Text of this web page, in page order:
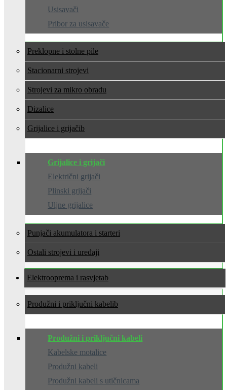
Usisavači
Pribor za usisavače
Preklopne i stolne pile
Stacionarni strojevi
Strojevi za mikro obradu
Dizalice
Grijalice i grijači
Grijalice i grijači
Električni grijači
Plinski grijači
Uljne grijalice
Punjači akumulatora i starteri
Ostali strojevi i uređaji
Elektrooprema i rasvjeta
Produžni i priključni kabeli
Produžni i priključni kabeli
Kabelske motalice
Produžni kabeli
Produžni kabeli s utičnicama